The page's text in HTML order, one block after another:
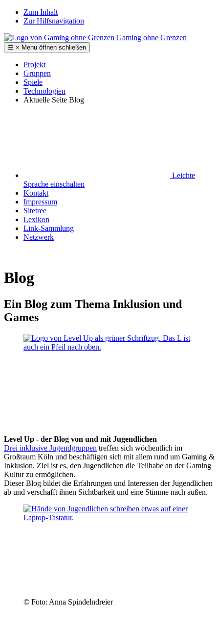
Zum Inhalt
Zur Hilfsnavigation
Gaming ohne Grenzen
☰ × Menu öffnen schließen
Projekt
Gruppen
Spiele
Technologien
Aktuelle Seite Blog
Leichte
Sprache einschalten
Kontakt
Impressum
Sitetree
Lexikon
Link-Sammlung
Netzwerk
Blog
Ein Blog zum Thema Inklusion und
Games
Level Up - der Blog von und mit Jugendlichen
Drei inklusive Jugendgruppen treffen sich wöchentlich im
Großraum Köln und beschäftigen sich mit allem rund um Gaming &
Inklusion. Ziel ist es, den Jugendlichen die Teilhabe an der Gaming
Kultur zu ermöglichen.
Dieser Blog bildet die Erfahrungen und Interessen der Jugendlichen
ab und verschafft ihnen Sichtbarkeit und eine Stimme nach außen.
© Foto: Anna Spindelndreier